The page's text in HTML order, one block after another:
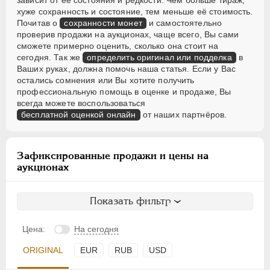
хуже сохранность и состояние, тем меньше её стоимость.
Почитав о сохранности монет и самостоятельно
проверив продажи на аукционах, чаще всего, Вы сами
сможете примерно оценить, сколько она стоит на
сегодня. Так же определить оригинал или подделка в
Ваших руках, должна помочь наша статья. Если у Вас
остались сомнения или Вы хотите получить
профессиональную помощь в оценке и продаже, Вы
всегда можете воспользоваться
бесплатной оценкой онлайн от наших партнёров.
Зафиксированные продажи и цены на
аукционах
Показать фильтр
Цена: На сегодня
ORIGINAL EUR RUB USD